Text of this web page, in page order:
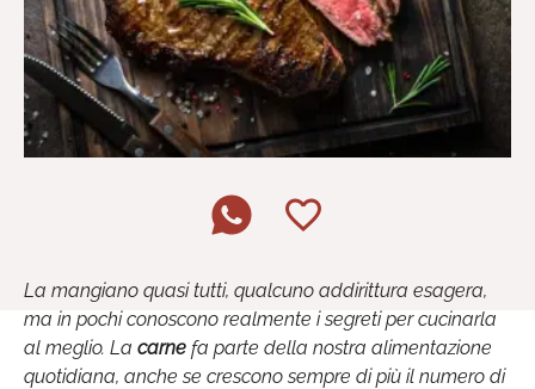
La mangiano quasi tutti, qualcuno addirittura esagera,
ma in pochi conoscono realmente i segreti per cucinarla
al meglio. La carne fa parte della nostra alimentazione
quotidiana, anche se crescono sempre di più il numero di